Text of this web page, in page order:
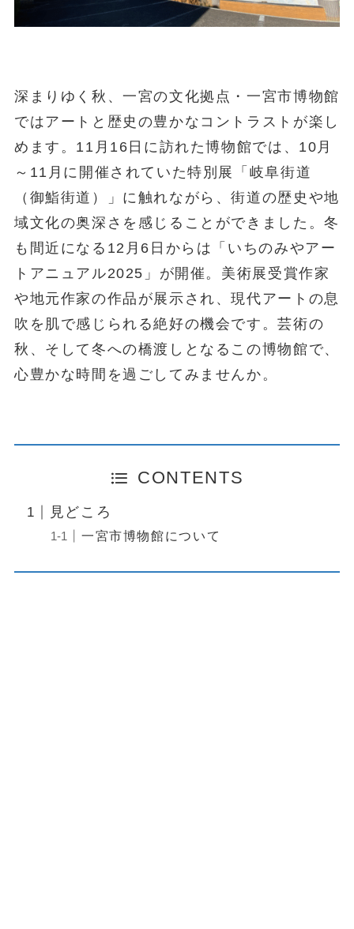
深まりゆく秋、一宮の文化拠点・一宮市博物館
ではアートと歴史の豊かなコントラストが楽し
めます。11月16日に訪れた博物館では、10月
～11月に開催されていた特別展「岐阜街道
（御鮨街道）」に触れながら、街道の歴史や地
域文化の奥深さを感じることができました。冬
も間近になる12月6日からは「いちのみやアー
トアニュアル2025」が開催。美術展受賞作家
や地元作家の作品が展示され、現代アートの息
吹を肌で感じられる絶好の機会です。芸術の
秋、そして冬への橋渡しとなるこの博物館で、
心豊かな時間を過ごしてみませんか。
CONTENTS
見どころ
一宮市博物館について